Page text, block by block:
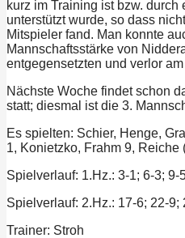
kurz im Training ist bzw.
unterstützt wurde, so dass
Mitspieler fand. Man konnte
Mannschaftsstärke von
entgegensetzten und verlor
Nächste Woche findet schon
statt; diesmal ist die 3.
Es spielten: Schier, Henge,
1, Konietzko, Frahm 9, Reiche
Spielverlauf: 1.Hz.: 3-1; 6-3; 9-
Spielverlauf: 2.Hz.: 17-6; 22-9;
Trainer: Stroh